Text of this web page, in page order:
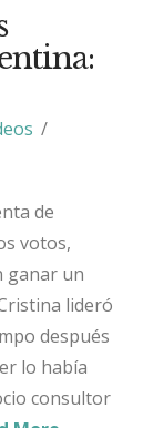
de
votos,
ganar un
lideró
después
lo había
consultor